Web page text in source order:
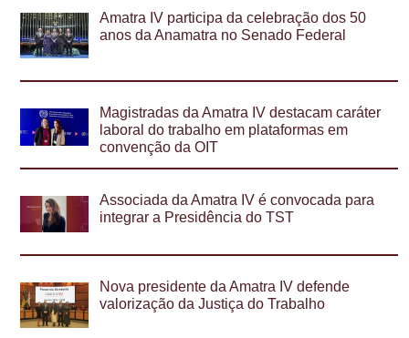
Amatra IV participa da celebração dos 50
anos da Anamatra no Senado Federal
Magistradas da Amatra IV destacam caráter
laboral do trabalho em plataformas em
convenção da OIT
Associada da Amatra IV é convocada para
integrar a Presidência do TST
Nova presidente da Amatra IV defende
valorização da Justiça do Trabalho